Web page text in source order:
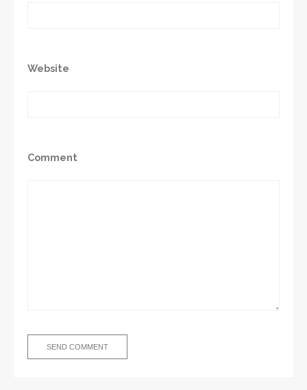
Website
Comment